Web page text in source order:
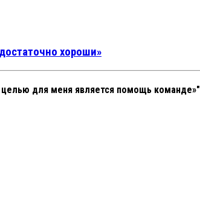
хороши»
целью для меня является помощь команде»"